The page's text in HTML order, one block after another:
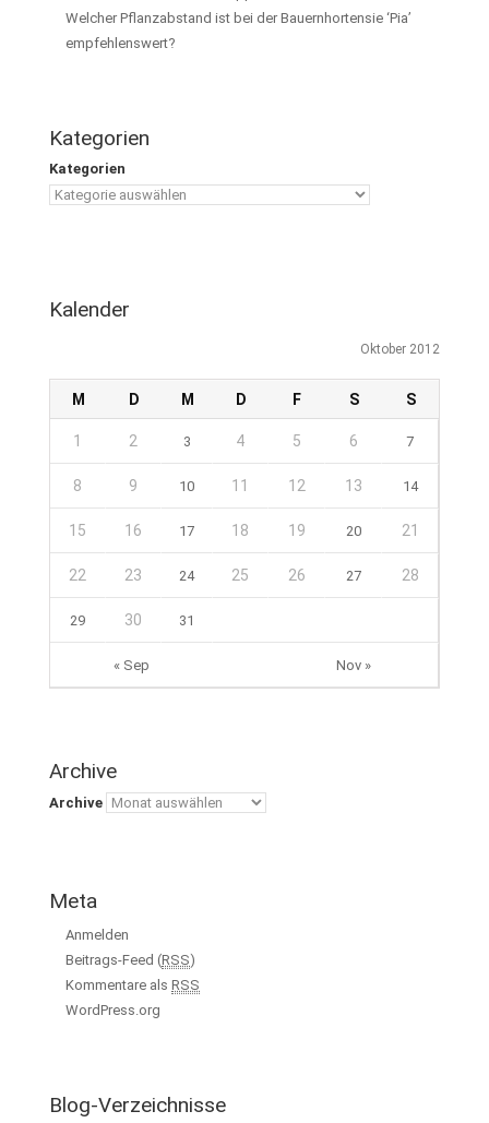
Welcher Pflanzabstand ist bei der Bauernhortensie ‘Pia’
empfehlenswert?
Kategorien
Kategorien
Kalender
Oktober 2012
M D M D F S S
« Sep Nov »
1 2 3 4 5 6 7
8 9 10 11 12 13 14
15 16 17 18 19 20 21
22 23 24 25 26 27 28
29 30 31
Archive
Archive
Meta
Anmelden
Beitrags-Feed (RSS)
Kommentare als RSS
WordPress.org
Blog-Verzeichnisse